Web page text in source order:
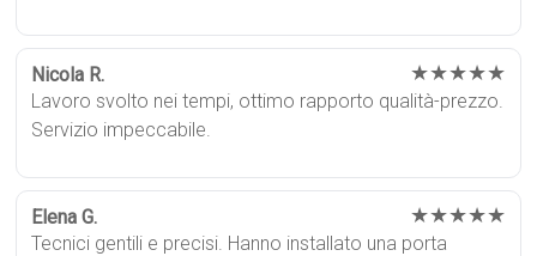
Nicola R. ★★★★★
Lavoro svolto nei tempi, ottimo rapporto qualità-prezzo.
Servizio impeccabile.
Elena G. ★★★★★
Tecnici gentili e precisi. Hanno installato una porta